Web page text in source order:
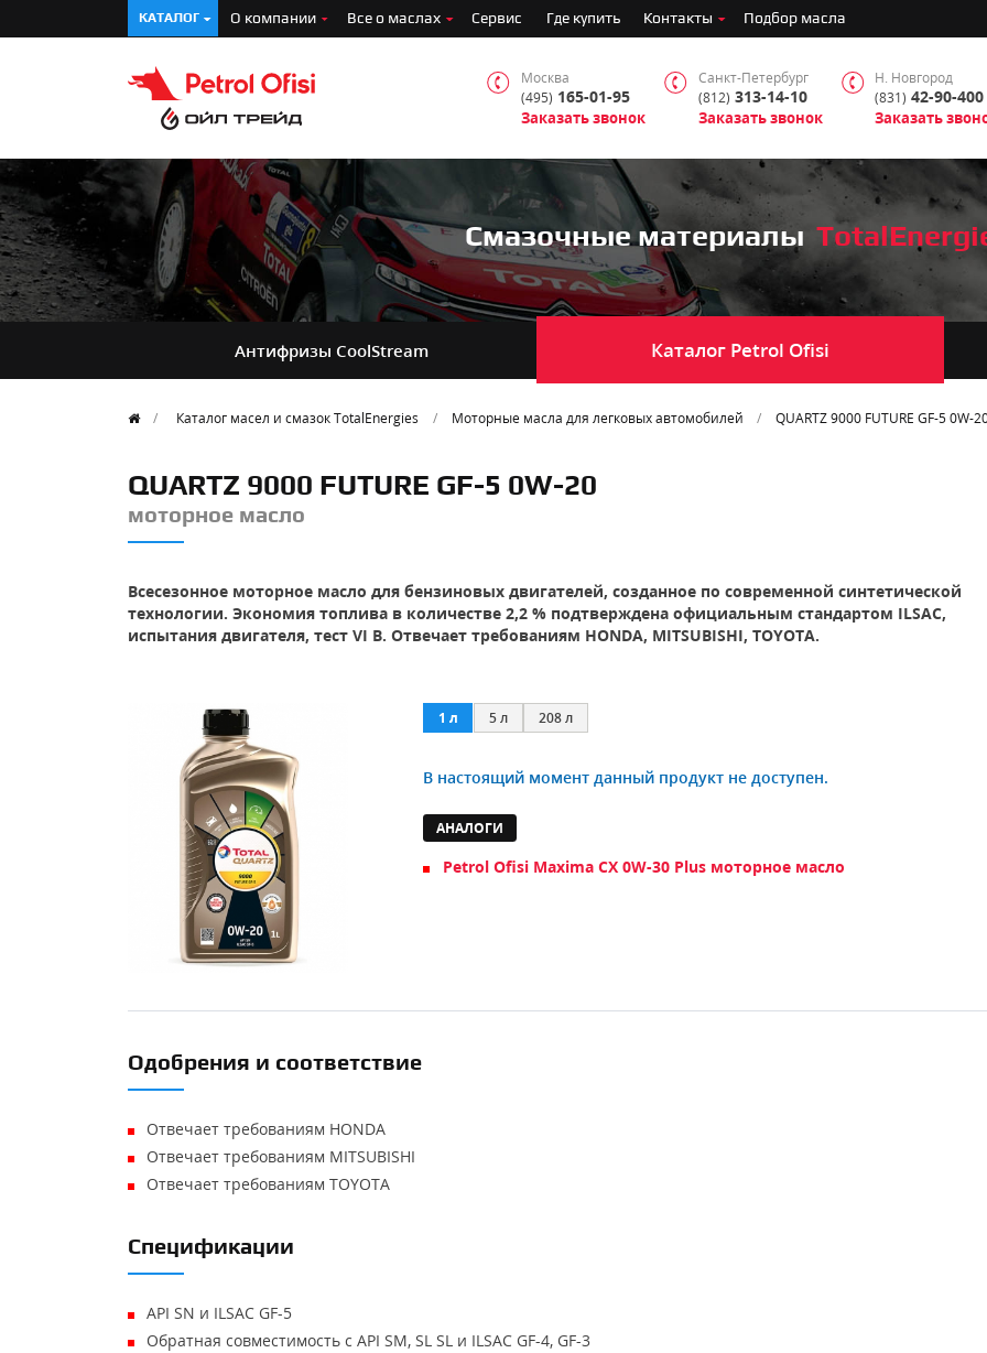
КАТАЛОГ О компании Все о маслах Сервис Где купить Контакты Подбор масла
Москва
(495) 165-01-95
Заказать звонок
Санкт-Петербург
(812) 313-14-10
Заказать звонок
Н. Новгород
(831) 42-90-400
Заказать
Смазочные материалы
Антифризы CoolStream Каталог Petrol Ofisi
Каталог масел и смазок TotalEnergies Моторные масла для легковых автомобилей QUARTZ 9000 FUTURE GF-5 0W-
QUARTZ 9000 FUTURE GF-5 0W-20
моторное масло
Всесезонное моторное масло для бензиновых двигателей, созданное по современной синтетической
технологии. Экономия топлива в количестве 2,2 % подтверждена официальным стандартом ILSAC,
испытания двигателя, тест VI B. Отвечает требованиям HONDA, MITSUBISHI, TOYOTA.
1 л 5 л 208 л
В настоящий момент данный продукт не доступен.
АНАЛОГИ
Petrol Ofisi Maxima CX 0W-30 Plus моторное масло
Одобрения и соответствие
Отвечает требованиям HONDA
Отвечает требованиям MITSUBISHI
Отвечает требованиям TOYOTA
Спецификации
API SN и ILSAC GF-5
Обратная совместимость с API SM, SL SL и ILSAC GF-4, GF-3